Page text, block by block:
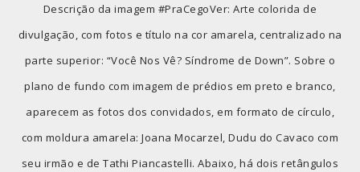
Descrição da imagem #PraCegoVer: Arte colorida de
divulgação, com fotos e título na cor amarela, centralizado na
parte superior: “Você Nos Vê? Síndrome de Down”. Sobre o
plano de fundo com imagem de prédios em preto e branco,
aparecem as fotos dos convidados, em formato de círculo,
com moldura amarela: Joana Mocarzel, Dudu do Cavaco com
seu irmão e de Tathi Piancastelli. Abaixo, há dois retângulos